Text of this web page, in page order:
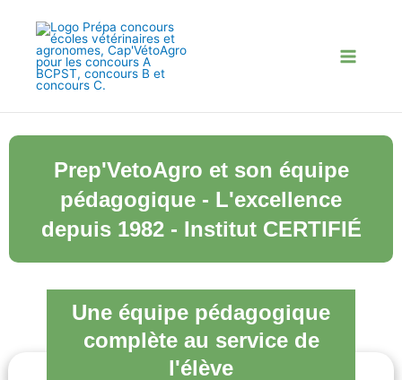
contenu
Prep'VetoAgro et son équipe
pédagogique - L'excellence
depuis 1982 - Institut CERTIFIÉ
Une équipe pédagogique
complète au service de
l'élève